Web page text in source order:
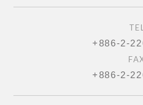
TEL
+886-2-
+886-2-